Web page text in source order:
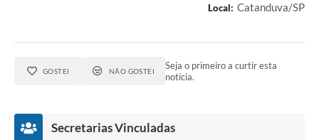
Local: Catanduva/SP
GOSTEI NÃO GOSTEI
Seja o primeiro a curtir esta
notícia.
Secretarias Vinculadas